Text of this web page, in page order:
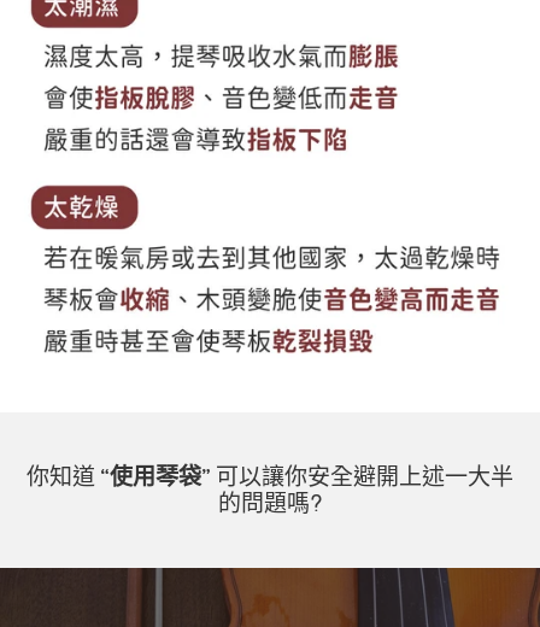
你知道 “使用琴袋” 可以讓你安全避開上述一大半
的問題嗎?